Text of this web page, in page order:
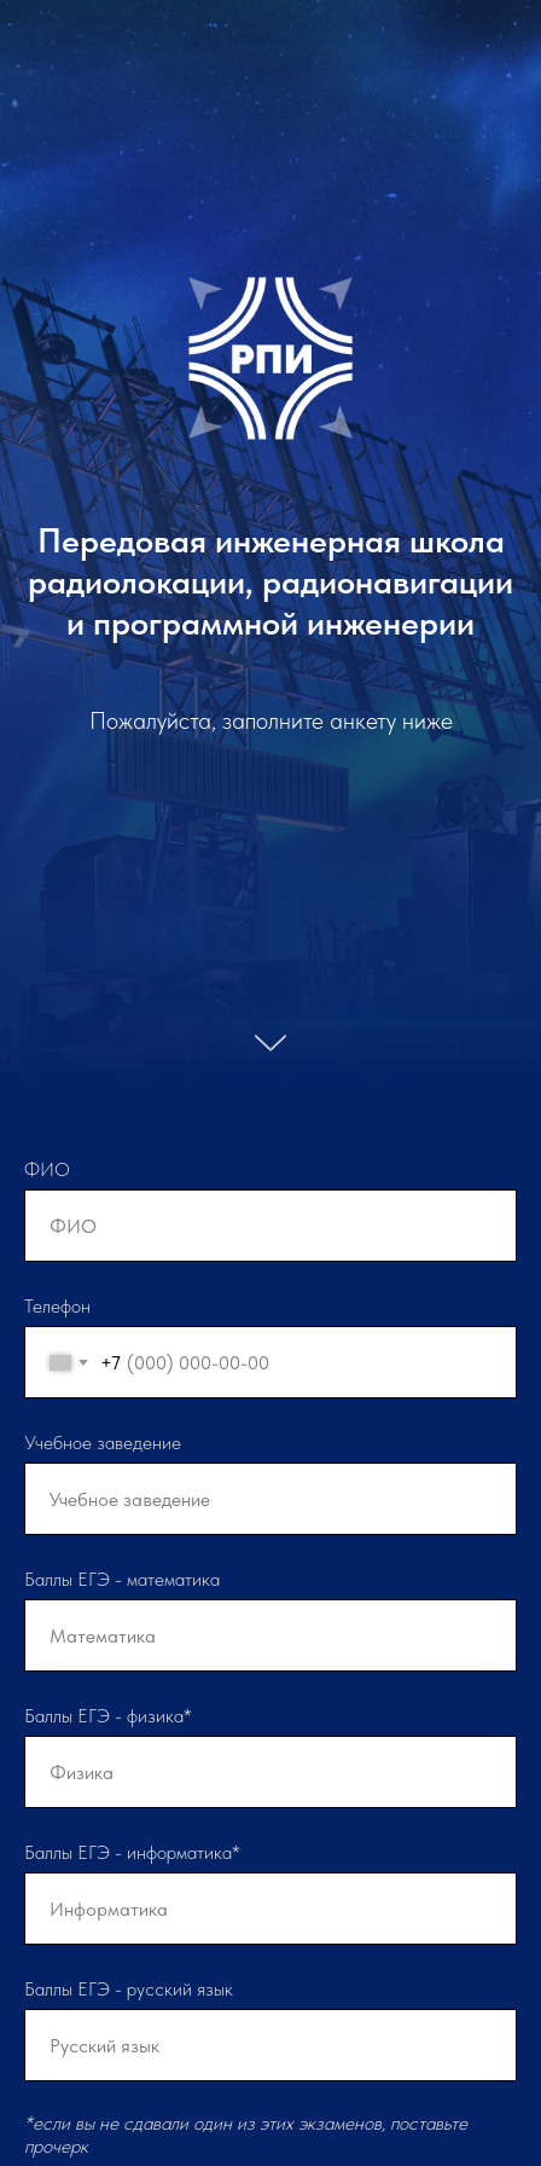
Передовая инженерная школа
радиолокации, радионавигации
и программной инженерии
Пожалуйста, заполните анкету ниже
ФИО
Телефон
+7
Учебное заведение
Баллы ЕГЭ - математика
Баллы ЕГЭ - физика*
Баллы ЕГЭ - информатика*
Баллы ЕГЭ - русский язык
*если вы не сдавали один из этих экзаменов, поставьте
прочерк